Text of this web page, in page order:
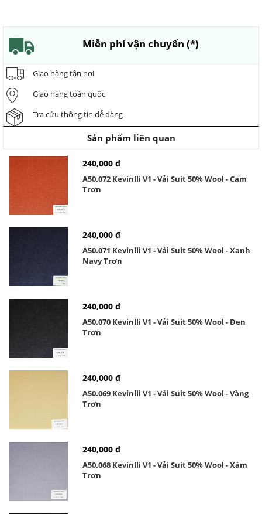
Miễn phí vận chuyển (*)
Giao hàng tận nơi
Giao hàng toàn quốc
Tra cứu thông tin dễ dàng
Sản phẩm liên quan
240,000 đ
A50.072 Kevinlli V1 - Vải Suit 50% Wool - Cam
Trơn
240,000 đ
A50.071 Kevinlli V1 - Vải Suit 50% Wool - Xanh
Navy Trơn
240,000 đ
A50.070 Kevinlli V1 - Vải Suit 50% Wool - Đen
Trơn
240,000 đ
A50.069 Kevinlli V1 - Vải Suit 50% Wool - Vàng
Trơn
240,000 đ
A50.068 Kevinlli V1 - Vải Suit 50% Wool - Xám
Trơn